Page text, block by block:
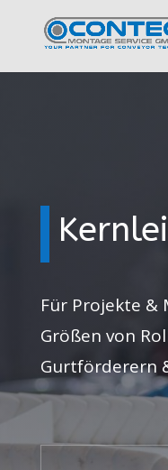
Für Projekte &
Größen von
Gurtförderern